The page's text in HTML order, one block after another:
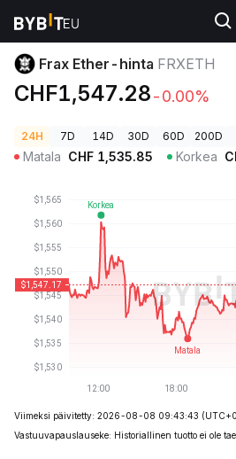
Kryptohinnat Frax Ether-hinta FRXETH
Frax Ether-hinta FRXETH
CHF1,547.28-0.00%
24H 7D 14D 30D 60D 200D
Matala CHF 1,535.85 Korkea
Viimeksi päivitetty: 2026-08-08 09:43:43
Vastuuvapauslauseke: Historiallinen tuotto ei ole